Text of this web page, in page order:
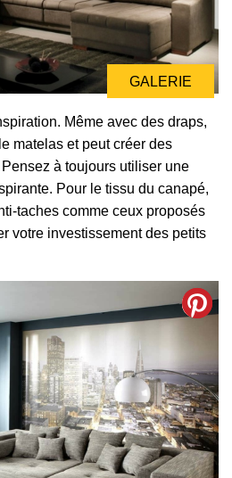
GALERIE
Même avec des draps,
matelas et peut créer des
à toujours utiliser une
Pour le tissu du canapé,
taches comme ceux proposés
votre investissement des petits